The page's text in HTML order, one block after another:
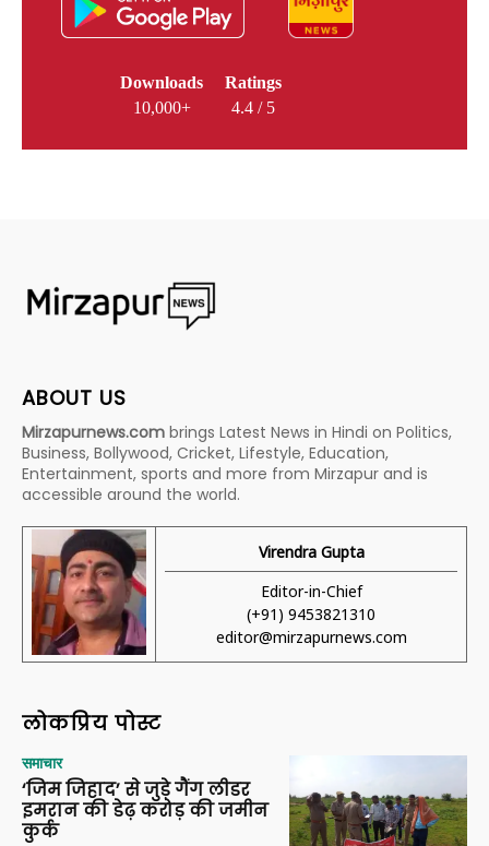
Downloads
10,000+
Ratings
4.4 / 5
ABOUT US
Mirzapurnews.com brings Latest News in Hindi on Politics,
Business, Bollywood, Cricket, Lifestyle, Education,
Entertainment, sports and more from Mirzapur and is
accessible around the world.
Virendra Gupta
Editor-in-Chief
(+91) 9453821310
editor@mirzapurnews.com
लोकप्रिय पोस्ट
समाचार
‘जिम जिहाद’ से जुड़े गैंग लीडर
इमरान की डेढ़ करोड़ की जमीन
कुर्क